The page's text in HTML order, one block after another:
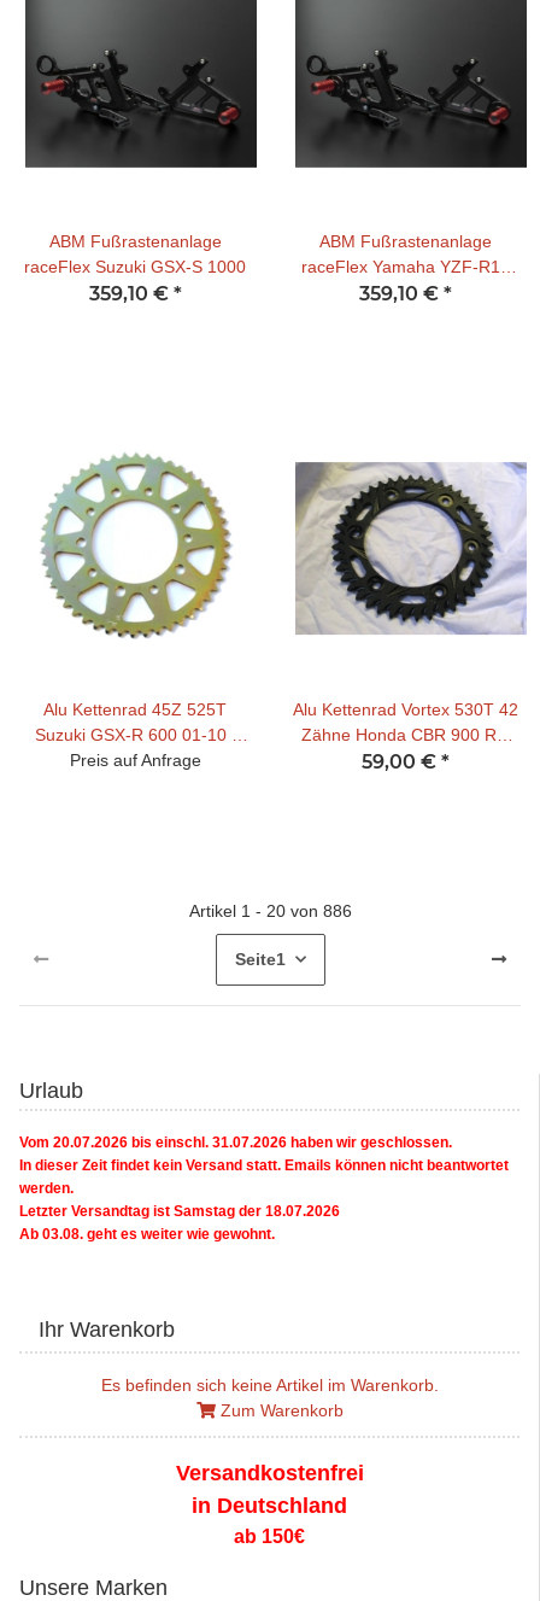
ABM Fußrastenanlage
raceFlex Suzuki GSX-S 1000
359,10 € *
ABM Fußrastenanlage
raceFlex Yamaha YZF-R1 /
R1M
359,10 € *
Alu Kettenrad 45Z 525T
Suzuki GSX-R 600 01-10 /
GSX-R 750 00-10 / GSX-R
Preis auf Anfrage
Alu Kettenrad Vortex 530T 42
Zähne Honda CBR 900 RR
00-03 / CBR 1000 RR 04-15
59,00 € *
Artikel 1 - 20 von 886
Seite1
Urlaub
Vom 20.07.2026 bis einschl. 31.07.2026 haben wir geschlossen.
In dieser Zeit findet kein Versand statt. Emails können nicht beantwortet
werden.
Letzter Versandtag ist Samstag der 18.07.2026
Ab 03.08. geht es weiter wie gewohnt.
Ihr Warenkorb
Es befinden sich keine Artikel im Warenkorb.
Zum Warenkorb
Versandkostenfrei
in Deutschland
ab 150€
Unsere Marken